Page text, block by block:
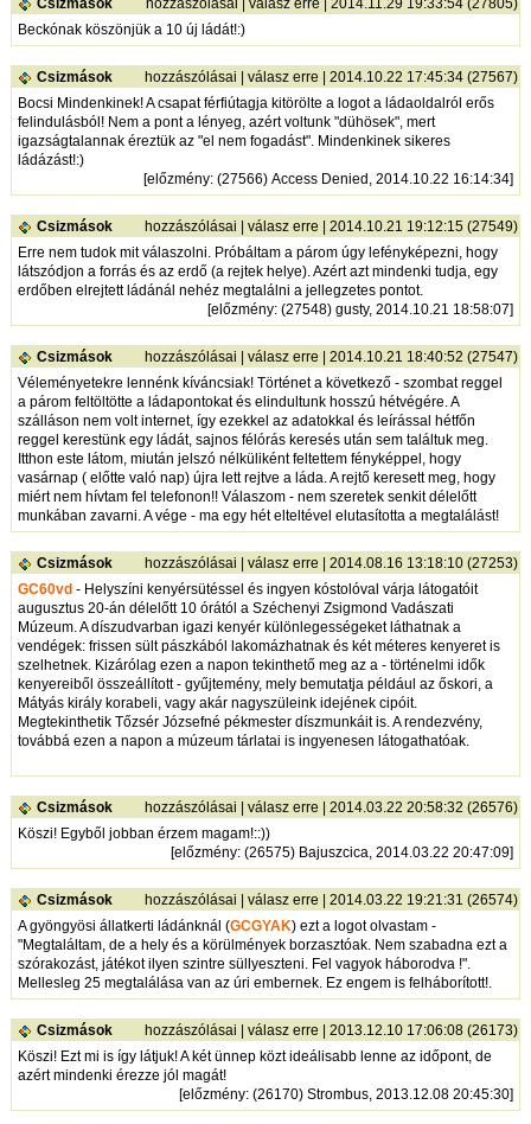
Csizmások hozzászólásai |válasz erre | 2014.11.29 19:33:54 (27805)
Beckónak köszönjük a 10 új ládát!:)
Csizmások hozzászólásai |válasz erre | 2014.10.22 17:45:34 (27567)
Bocsi Mindenkinek! A csapat férfiútagja kitörölte a logot a ládaoldalról erős
felindulásból! Nem a pont a lényeg, azért voltunk "dühösek", mert
igazságtalannak éreztük az "el nem fogadást". Mindenkinek sikeres
ládázást!:)
[előzmény: (27566) Access Denied, 2014.10.22 16:14:34]
Csizmások hozzászólásai |válasz erre | 2014.10.21 19:12:15 (27549)
Erre nem tudok mit válaszolni. Próbáltam a párom úgy lefényképezni, hogy
látszódjon a forrás és az erdő (a rejtek helye). Azért azt mindenki tudja, egy
erdőben elrejtett ládánál nehéz megtalálni a jellegzetes pontot.
[előzmény: (27548) gusty, 2014.10.21 18:58:07]
Csizmások hozzászólásai |válasz erre | 2014.10.21 18:40:52 (27547)
Véleményetekre lennénk kíváncsiak! Történet a következő - szombat reggel
a párom feltöltötte a ládapontokat és elindultunk hosszú hétvégére. A
szálláson nem volt internet, így ezekkel az adatokkal és leírással hétfőn
reggel kerestünk egy ládát, sajnos félórás keresés után sem találtuk meg.
Itthon este látom, miután jelszó nélküliként feltettem fényképpel, hogy
vasárnap ( előtte való nap) újra lett rejtve a láda. A rejtő keresett meg, hogy
miért nem hívtam fel telefonon!! Válaszom - nem szeretek senkit délelőtt
munkában zavarni. A vége - ma egy hét elteltével elutasította a megtalálást!
Csizmások hozzászólásai |válasz erre | 2014.08.16 13:18:10 (27253)
GC60vd - Helyszíni kenyérsütéssel és ingyen kóstolóval várja látogatóit
augusztus 20-án délelőtt 10 órától a Széchenyi Zsigmond Vadászati
Múzeum. A díszudvarban igazi kenyér különlegességeket láthatnak a
vendégek: frissen sült pászkából lakomázhatnak és két méteres kenyeret is
szelhetnek. Kizárólag ezen a napon tekinthető meg az a - történelmi idők
kenyereiből összeállított - gyűjtemény, mely bemutatja például az őskori, a
Mátyás király korabeli, vagy akár nagyszüleink idejének cipóit.
Megtekinthetik Tőzsér Józsefné pékmester díszmunkáit is. A rendezvény,
továbbá ezen a napon a múzeum tárlatai is ingyenesen látogathatóak.
Csizmások hozzászólásai |válasz erre | 2014.03.22 20:58:32 (26576)
Köszi! Egyből jobban érzem magam!::))
[előzmény: (26575) Bajuszcica, 2014.03.22 20:47:09]
Csizmások hozzászólásai |válasz erre | 2014.03.22 19:21:31 (26574)
A gyöngyösi állatkerti ládánknál (GCGYAK) ezt a logot olvastam -
"Megtaláltam, de a hely és a körülmények borzasztóak. Nem szabadna ezt a
szórakozást, játékot ilyen szintre süllyeszteni. Fel vagyok háborodva !".
Mellesleg 25 megtalálása van az úri embernek. Ez engem is felháborított!.
Csizmások hozzászólásai |válasz erre | 2013.12.10 17:06:08 (26173)
Köszi! Ezt mi is így látjuk! A két ünnep közt ideálisabb lenne az időpont, de
azért mindenki érezze jól magát!
[előzmény: (26170) Strombus, 2013.12.08 20:45:30]